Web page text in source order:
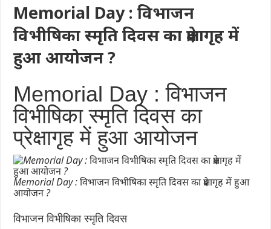
Memorial Day : विभाजन
विभीषिका स्मृति दिवस का प्रेक्षागृह में
हुआ आयोजन ?
Memorial Day : विभाजन
विभीषिका स्मृति दिवस का
प्रेक्षागृह में हुआ आयोजन
Memorial Day : विभाजन विभीषिका स्मृति दिवस का प्रेक्षागृह में हुआ
आयोजन ?
विभाजन विभीषिका स्मृति दिवस